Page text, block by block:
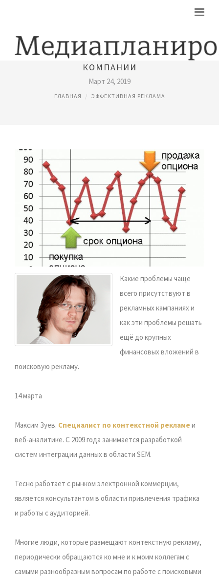
СОЗДАНИЕ ЭФФЕКТИВНОЙ РЕКЛАМНОЙ
КОМПАНИИ
Март 24, 2019
ГЛАВНАЯ ЭФФЕКТИВНАЯ РЕКЛАМА
Какие проблемы чаще
всего присутствуют в
рекламных кампаниях и
как эти проблемы решать
ещё до крупных
финансовых вложений в
поисковую рекламу.
14 марта
Максим Зуев. Специалист по контекстной рекламеи
веб-аналитике. С 2009 года занимается разработкой
систем интеграции данных в области SEM.
Тесно работает с рынком электронной коммерции,
является консультантом в области привлечения трафика
и работы с аудиторией.
Многие люди, которые размещают контекстную рекламу,
периодически обращаются ко мне и к моим коллегам с
самыми разнообразным вопросам по работе c поисковыми